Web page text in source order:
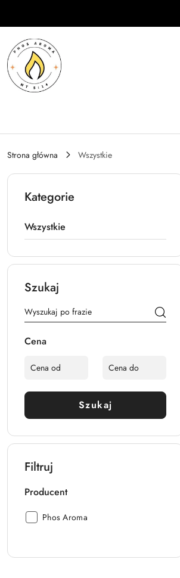
Strona główna Wszystkie
Kategorie
Wszystkie
Szukaj
Cena
Szukaj
Filtruj
Producent
Producent:
Phos Aroma